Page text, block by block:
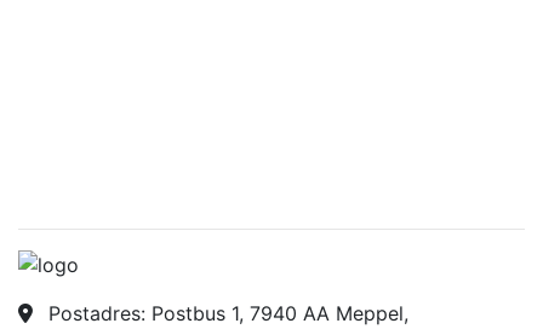
Postadres: Postbus 1, 7940 AA Meppel,